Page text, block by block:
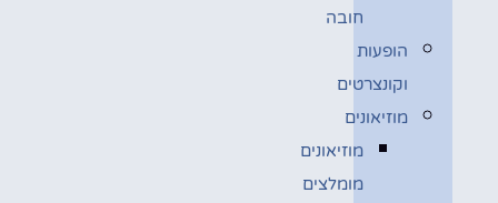
חובה
הופעות
וקונצרטים
מוזיאונים
מוזיאונים
מומלצים